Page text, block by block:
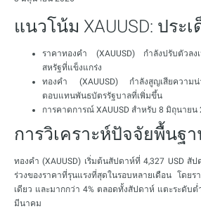
แนวโน้ม XAUUSD: ประ
ราคาทองคำ (XAUUSD) กำลังปรับตัวลง
สหรัฐที่แข็งแกร่ง
ทองคำ (XAUUSD) กำลังสูญเสียความ
ตอบแทนพันธบัตรรัฐบาลที่เพิ่มขึ้น
การคาดการณ์ XAUUSD สำหรับ 8 มิถุนายน
การวิเคราะห์ปัจจัยพื้นฐ
ทองคำ (XAUUSD) เริ่มต้นสัปดาห์ที่ 4,327 USD สั
ร่วงของราคาที่รุนแรงที่สุดในรอบหลายเดือน โดย
เดียว และมากกว่า 4% ตลอดทั้งสัปดาห์ แตะระดับ
มีนาคม